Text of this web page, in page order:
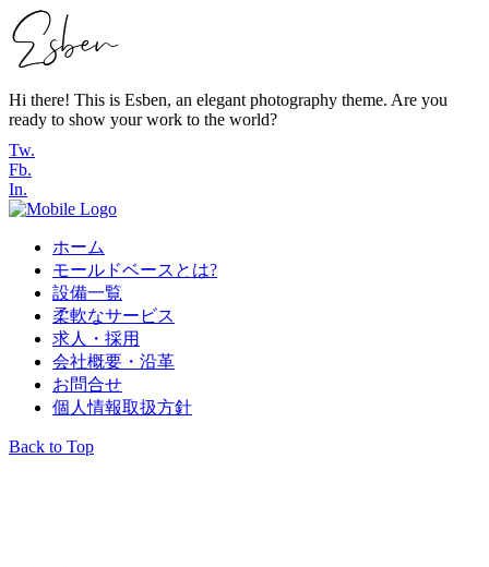
Hi there! This is Esben, an elegant photography theme. Are you
ready to show your work to the world?
Tw.
Fb.
In.
ホーム
モールドベースとは?
設備一覧
柔軟なサービス
求人・採用
会社概要・沿革
お問合せ
個人情報取扱方針
Back to Top